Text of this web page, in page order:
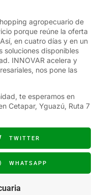
agropecuario de
porque reúne la oferta
en cuatro días y en un
soluciones disponibles
INNOVAR acelera y
nos pone las
te esperamos en
Cetapar, Yguazú, Ruta 7
TWITTER
WHATSAPP